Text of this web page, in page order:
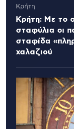
Κρήτη
Κρήτη: Με το
σταφύλια οι
σταφίδα
χαλαζιού